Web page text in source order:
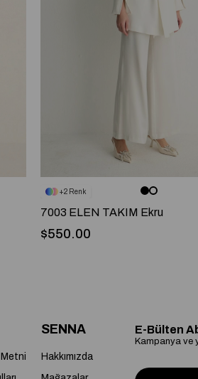
2
7003 ELEN TAKIM Ekru
$550.00
Metni
SENNA
Hakkımızda
E-Bülten
Kampanya ve